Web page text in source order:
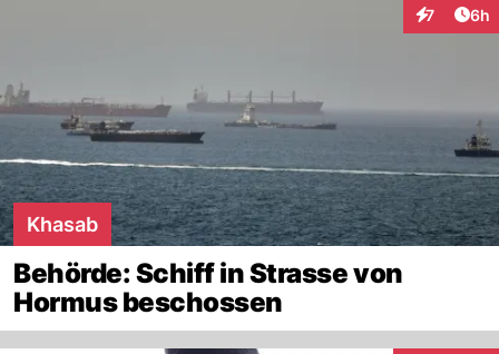
7 6h
Khasab
Behörde: Schiff in Strasse von
Hormus beschossen